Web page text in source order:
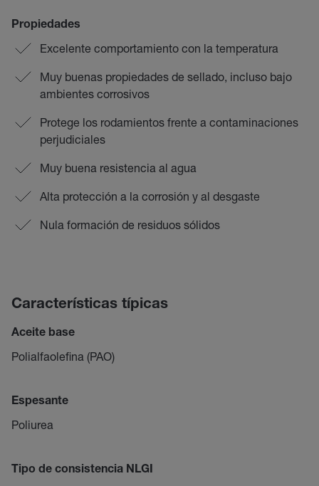
Propiedades
Excelente comportamiento con la temperatura
Muy buenas propiedades de sellado, incluso bajo
ambientes corrosivos
Protege los rodamientos frente a contaminaciones
perjudiciales
Muy buena resistencia al agua
Alta protección a la corrosión y al desgaste
Nula formación de residuos sólidos
Características típicas
Aceite base
Polialfaolefina (PAO)
Espesante
Poliurea
Tipo de consistencia NLGI